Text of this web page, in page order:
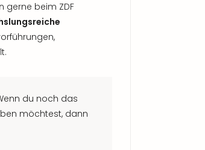
gerne beim ZDF
du noch das
möchtest, dann